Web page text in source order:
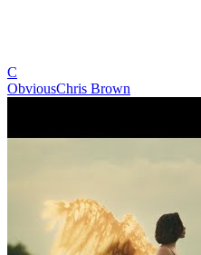
C
ObviousChris Brown